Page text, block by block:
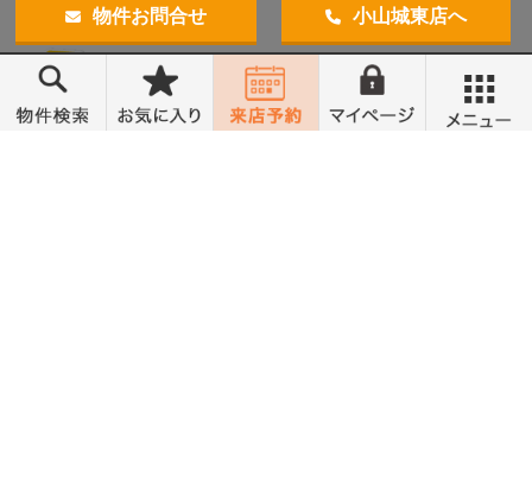
物件お問合せ 小山城東店へ